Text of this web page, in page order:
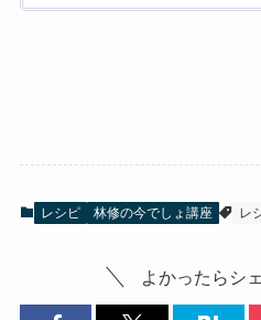
レシピ 林修の今でしょ講座 レ
よかったらシ